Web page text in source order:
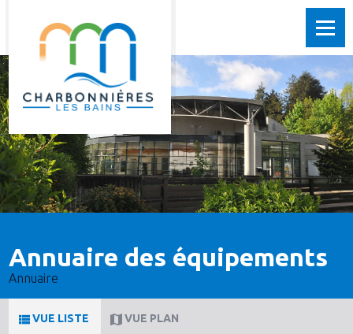
Annuaire des équipements
Annuaire
VUE LISTE VUE PLAN